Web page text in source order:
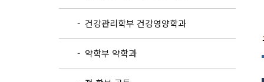
- 건강관리학부 건강영양학과
- 약학부 약학과